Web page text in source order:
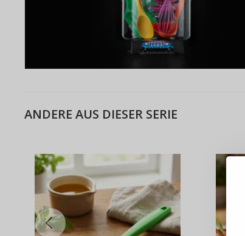
ANDERE AUS DIESER SERIE